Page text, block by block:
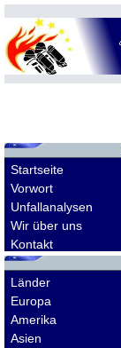
Startseite
Vorwort
Unfallanalysen
Wir über uns
Kontakt
Länder
Europa
Amerika
Asien